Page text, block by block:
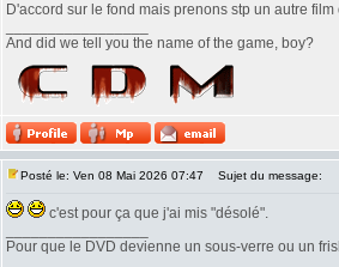
D'accord sur le fond mais prenons stp un autre
And did we tell you the name of the game, boy?
Posté le: Ven 08 Mai 2026 07:47 Sujet du message:
c'est pour ça que j'ai mis "désolé".
Pour que le DVD devienne un sous-verre ou un